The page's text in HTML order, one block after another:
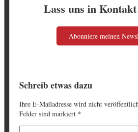
Lass uns in
Abonniere meinen
Schreib etwas dazu
Ihre E-Mailadresse wird nicht
Felder sind markiert *